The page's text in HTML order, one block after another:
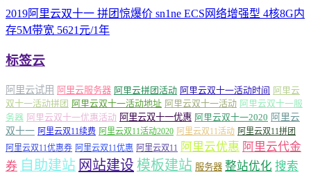
2019阿里云双十一 拼团惊爆价 sn1ne ECS网络增强型 4核8G内
存5M带宽 5621元/1年
标签云
阿里云试用 阿里云服务器 阿里云拼团活动 阿里云双十一活动时间 阿里云
双十一活动拼团 阿里云双十一活动地址 阿里云双十一活动 阿里云双十一服
务器 阿里云双十一优惠活动 阿里云双十一优惠 阿里云双十一2020 阿里云
双十一 阿里云双11续费 阿里云双11活动2020 阿里云双11活动 阿里云双11拼团
阿里云双11优惠券 阿里云双11优惠 阿里云双11 阿里云优惠 阿里云代金
券 自助建站 网站建设 模板建站 服务器 整站优化 搜索